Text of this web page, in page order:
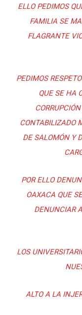
ELLO PEDIMOS
FAMILIA SE
FLAGRANTE
PEDIMOS
QUE SE HA
CONTABILIZADO
DE SALOMÓN Y
POR ELLO
OAXACA QUE
DENUNCIAR
LOS
ALTO A LA